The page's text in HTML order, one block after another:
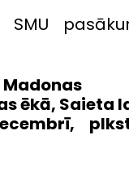
SMU
ēkā, Saieta